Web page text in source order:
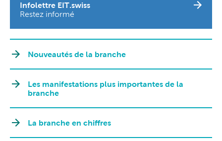
Infolettre EIT.swiss
Restez informé
Nouveautés de la branche
Les manifestations plus importantes de la
branche
La branche en chiffres